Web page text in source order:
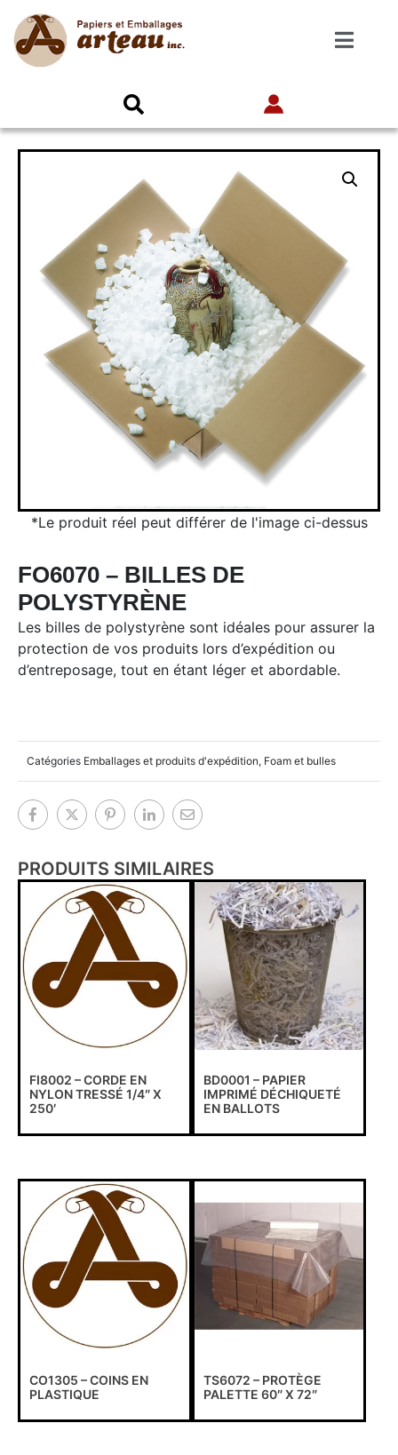
*Le produit réel peut différer de l'image ci-dessus
FO6070 – BILLES DE
POLYSTYRÈNE
Catégories Emballages et produits d'expédition, Foam et bulles
Les billes de polystyrène sont idéales pour assurer la
protection de vos produits lors d’expédition ou
d’entreposage, tout en étant léger et abordable.
PRODUITS SIMILAIRES
FI8002 – CORDE EN
NYLON TRESSÉ 1/4″ X
250′
BD0001 – PAPIER
IMPRIMÉ DÉCHIQUETÉ
EN BALLOTS
CO1305 – COINS EN
PLASTIQUE
TS6072 – PROTÈGE
PALETTE 60″ X 72″